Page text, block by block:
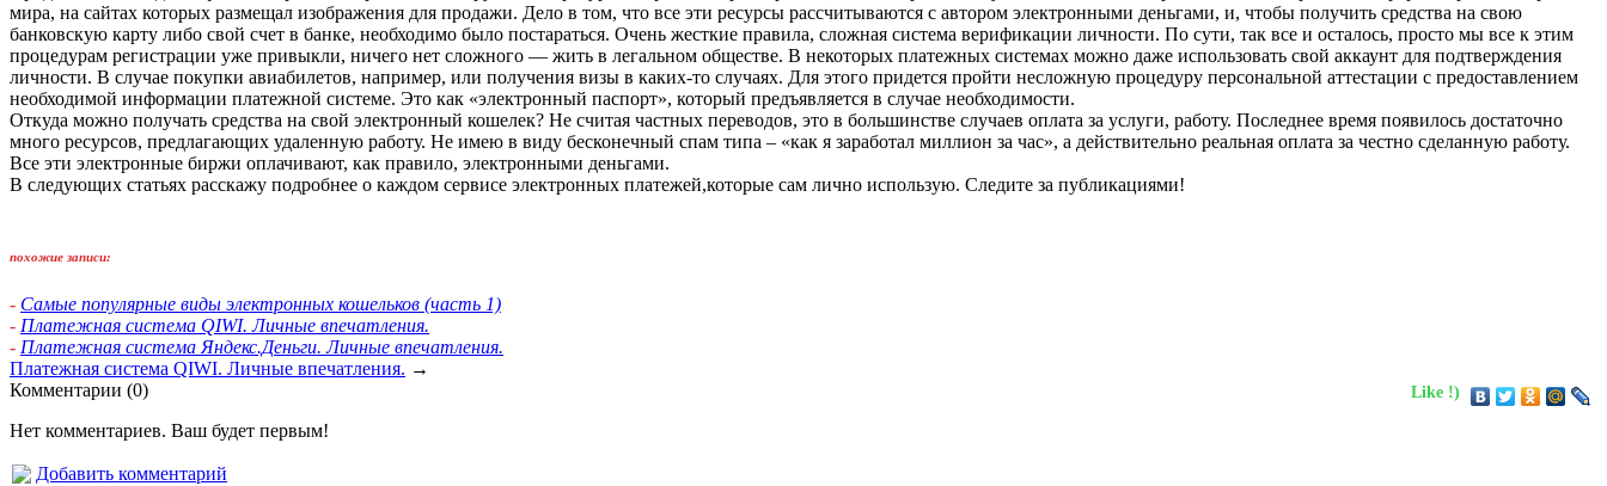
мира, на сайтах которых размещал изображения для продажи. Дело в том, что все эти ресурсы рассчитываются с автором электронными деньгами, и, чтобы получить средства на свою
банковскую карту либо свой счет в банке, необходимо было постараться. Очень жесткие правила, сложная система верификации личности. По сути, так все и осталось, просто мы все к этим
процедурам регистрации уже привыкли, ничего нет сложного — жить в легальном обществе. В некоторых платежных системах можно даже использовать свой аккаунт для подтверждения
личности. В случае покупки авиабилетов, например, или получения визы в каких-то случаях. Для этого придется пройти несложную процедуру персональной аттестации с предоставлением
необходимой информации платежной системе. Это как «электронный паспорт», который предъявляется в случае необходимости.
Откуда можно получать средства на свой электронный кошелек? Не считая частных переводов, это в большинстве случаев оплата за услуги, работу. Последнее время появилось достаточно
много ресурсов, предлагающих удаленную работу. Не имею в виду бесконечный спам типа – «как я заработал миллион за час», а действительно реальная оплата за честно сделанную работу.
Все эти электронные биржи оплачивают, как правило, электронными деньгами.
В следующих статьях расскажу подробнее о каждом сервисе электронных платежей,которые сам лично использую. Следите за публикациями!
похожие записи:
- Самые популярные виды электронных кошельков (часть 1)
- Платежная система QIWI. Личные впечатления.
- Платежная система Яндекс.Деньги. Личные впечатления.
Платежная система QIWI. Личные впечатления. →
Like !)
Комментарии (0)
Нет комментариев. Ваш будет первым!
Добавить комментарий